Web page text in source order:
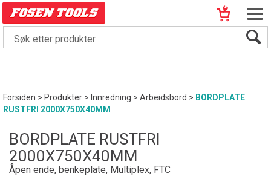
Forsiden>Produkter> Innredning>Arbeidsbord> BORDPLATE
RUSTFRI 2000X750X40MM
BORDPLATE RUSTFRI
2000X750X40MM
Åpen ende, benkeplate, Multiplex, FTC